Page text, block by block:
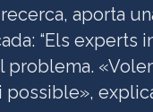
aporta
“Els experts
problema.